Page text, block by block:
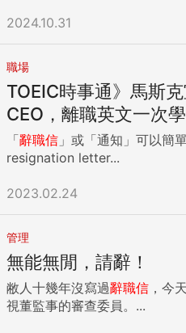
不用往來了」，Ben很清楚知
意』，他們是『朋友』，其他
是『客戶』。」 這跟我常提到的觀念很像：無論你做得再好、
再爛，這世界上認識你的人，
你，13討厭你，13隨便你，我
變成一百人，最後變成一千人
無力改變。 Ben有了七年的業務基層經驗後，年紀輕輕就走上
創業的道路，第一步驟就是將
機號碼、姓名、公司，輸入在
只跟他換過一次名片的朋友，
電話，他就能叫出對方的全名
的一件事是什麼？ 他告訴我：分清楚誰是朋友？誰是客戶？不
要有過於美好、不切實際的不
種成分的競合與利益關係，你
看出誰是真正朋友的。 ...
管說。 我完全能諒解，但總可以發封信通知大家，工作即將交
接的事吧？ 離職交接，可以看出同仁負責任的態度與自我要求
的程度，當然，更能看出部門管理的嚴
知、被轉告通知。 職場工作者與內外部關係親疏不一，我可以
理解很難面面俱到，但這四個
一、當面告知 除了直線主管會在第一時間得知員工欲離職的消
息外，等到可以正式通知時，
管得知這消息，除了感謝他的
這是一種「吃果子拜樹頭」的禮貌行為。 其次
表達感謝與期許繼續照顧接手
保持延續性。 二、電話通知 在不同辦公室工作的其他合作同
事，可以用電話通知。像以前
能有機會去台北、香港、檳城
別，打個電話通知是應該的。 第二層的供應商或客戶，也可以
2024.10.31
職場
TOEIC時事通》馬斯
CEO，離職英文一次學
「辭職信 」或「通知」可以簡
resignation letter...
2023.02.24
管理
無能無閒，請辭！
敝人十幾年沒寫過辭職信 ，今
視董監事的審查委員。...